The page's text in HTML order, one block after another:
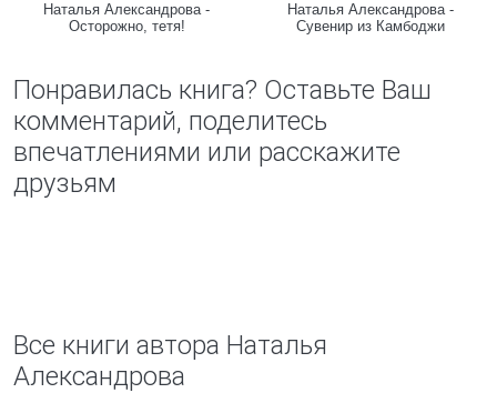
Наталья Александрова -
Осторожно, тетя!
Наталья Александрова -
Сувенир из Камбоджи
Понравилась книга? Оставьте Ваш
комментарий, поделитесь
впечатлениями или расскажите
друзьям
Все книги автора Наталья
Александрова